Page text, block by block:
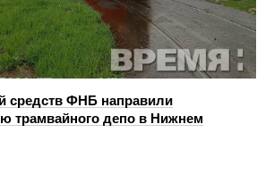
средств ФНБ направили
трамвайного депо в Нижнем